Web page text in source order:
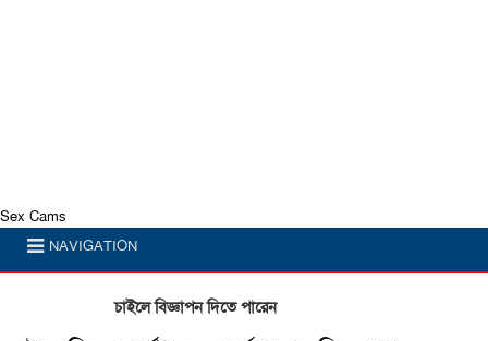
Sex Cams
NAVIGATION
চাইলে বিজ্ঞাপন দিতে পারেন